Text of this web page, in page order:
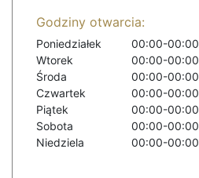
Godziny otwarcia:
Poniedziałek
00:00-00:00
Wtorek
00:00-00:00
Środa
00:00-00:00
Czwartek
00:00-00:00
Piątek
00:00-00:00
Sobota
00:00-00:00
Niedziela
00:00-00:00